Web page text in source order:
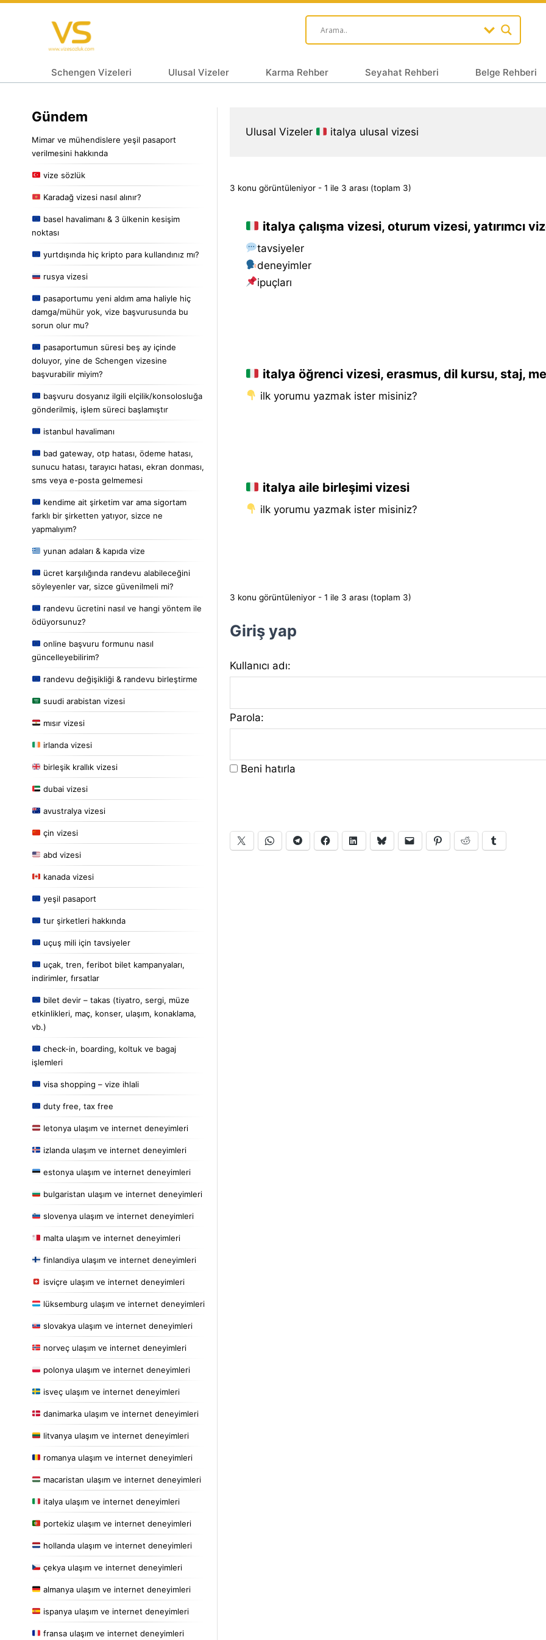
Schengen Vizeleri Ulusal Vizeler Karma Rehber Seyahat Rehberi Belge Rehberi
Gündem
Mimar ve mühendislere yeşil pasaport
verilmesini hakkında
vize sözlük
Karadağ vizesi nasıl alınır?
basel havalimanı & 3 ülkenin kesişim
noktası
yurtdışında hiç kripto para kullandınız mı?
rusya vizesi
pasaportumu yeni aldım ama haliyle hiç
damga/mühür yok, vize başvurusunda bu
sorun olur mu?
pasaportumun süresi beş ay içinde
doluyor, yine de Schengen vizesine
başvurabilir miyim?
başvuru dosyanız ilgili elçilik/konsolosluğa
gönderilmiş, işlem süreci başlamıştır
istanbul havalimanı
bad gateway, otp hatası, ödeme hatası,
sunucu hatası, tarayıcı hatası, ekran donması,
sms veya e-posta gelmemesi
kendime ait şirketim var ama sigortam
farklı bir şirketten yatıyor, sizce ne
yapmalıyım?
yunan adaları & kapıda vize
ücret karşılığında randevu alabileceğini
söyleyenler var, sizce güvenilmeli mi?
randevu ücretini nasıl ve hangi yöntem ile
ödüyorsunuz?
online başvuru formunu nasıl
güncelleyebilirim?
randevu değişikliği & randevu birleştirme
suudi arabistan vizesi
mısır vizesi
irlanda vizesi
birleşik krallık vizesi
dubai vizesi
avustralya vizesi
çin vizesi
abd vizesi
kanada vizesi
yeşil pasaport
tur şirketleri hakkında
uçuş mili için tavsiyeler
uçak, tren, feribot bilet kampanyaları,
indirimler, fırsatlar
bilet devir – takas (tiyatro, sergi, müze
etkinlikleri, maç, konser, ulaşım, konaklama,
vb.)
check-in, boarding, koltuk ve bagaj
işlemleri
visa shopping – vize ihlali
duty free, tax free
letonya ulaşım ve internet deneyimleri
izlanda ulaşım ve internet deneyimleri
estonya ulaşım ve internet deneyimleri
bulgaristan ulaşım ve internet deneyimleri
slovenya ulaşım ve internet deneyimleri
malta ulaşım ve internet deneyimleri
finlandiya ulaşım ve internet deneyimleri
isviçre ulaşım ve internet deneyimleri
lüksemburg ulaşım ve internet deneyimleri
slovakya ulaşım ve internet deneyimleri
norveç ulaşım ve internet deneyimleri
polonya ulaşım ve internet deneyimleri
isveç ulaşım ve internet deneyimleri
danimarka ulaşım ve internet deneyimleri
litvanya ulaşım ve internet deneyimleri
romanya ulaşım ve internet deneyimleri
macaristan ulaşım ve internet deneyimleri
italya ulaşım ve internet deneyimleri
portekiz ulaşım ve internet deneyimleri
hollanda ulaşım ve internet deneyimleri
çekya ulaşım ve internet deneyimleri
almanya ulaşım ve internet deneyimleri
ispanya ulaşım ve internet deneyimleri
fransa ulaşım ve internet deneyimleri
Ulusal Vizeler italya ulusal vizesi
3 konu görüntüleniyor - 1 ile 3 arası (toplam 3)
italya çalışma vizesi, oturum vizesi, yatırımcı
tavsiyeler
deneyimler
i̇puçları
italya öğrenci vizesi, erasmus, dil kursu, staj,
i̇lk yorumu yazmak ister misiniz?
italya aile birleşimi vizesi
i̇lk yorumu yazmak ister misiniz?
3 konu görüntüleniyor - 1 ile 3 arası (toplam 3)
Giriş yap
Kullanıcı adı:
Parola:
Beni hatırla